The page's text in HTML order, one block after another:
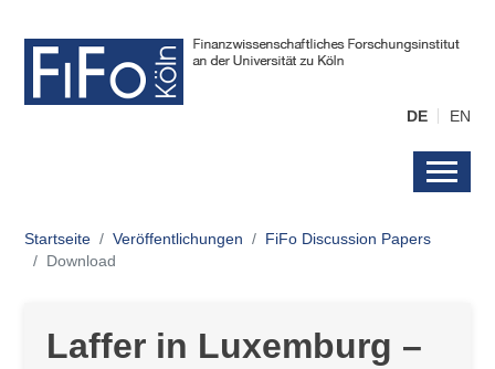
DE EN
Startseite Veröffentlichungen
FiFo Discussion Papers
Download
Laffer in Luxemburg –